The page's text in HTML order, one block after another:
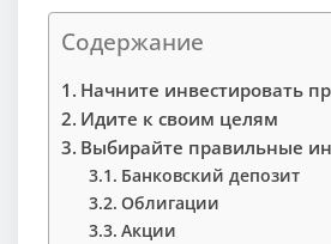
Содержание
Начните инвестировать
Идите к своим целям
Выбирайте правильные
Банковский депозит
Облигации
Акции